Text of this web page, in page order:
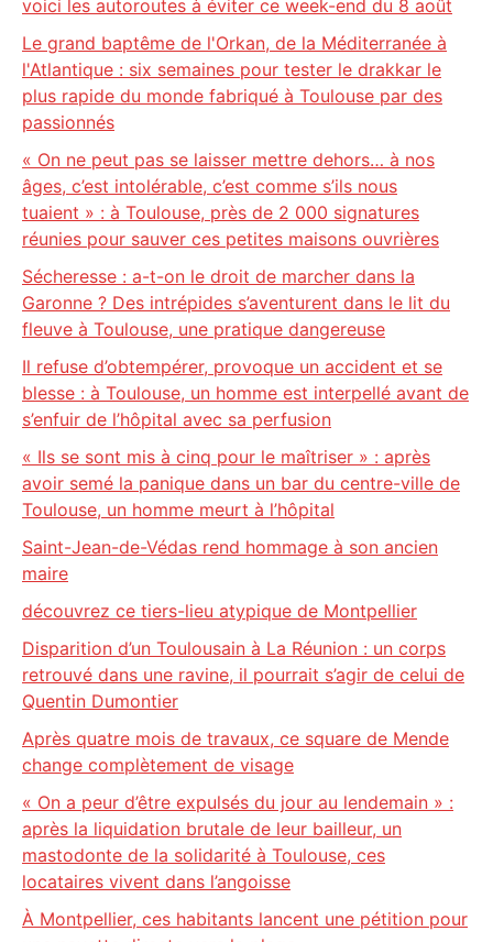
voici les autoroutes à éviter ce week-end du 8 août
Le grand baptême de l'Orkan, de la Méditerranée à
l'Atlantique : six semaines pour tester le drakkar le
plus rapide du monde fabriqué à Toulouse par des
passionnés
« On ne peut pas se laisser mettre dehors… à nos
âges, c’est intolérable, c’est comme s’ils nous
tuaient » : à Toulouse, près de 2 000 signatures
réunies pour sauver ces petites maisons ouvrières
Sécheresse : a-t-on le droit de marcher dans la
Garonne ? Des intrépides s’aventurent dans le lit du
fleuve à Toulouse, une pratique dangereuse
Il refuse d’obtempérer, provoque un accident et se
blesse : à Toulouse, un homme est interpellé avant de
s’enfuir de l’hôpital avec sa perfusion
« Ils se sont mis à cinq pour le maîtriser » : après
avoir semé la panique dans un bar du centre-ville de
Toulouse, un homme meurt à l’hôpital
Saint-Jean-de-Védas rend hommage à son ancien
maire
découvrez ce tiers-lieu atypique de Montpellier
Disparition d’un Toulousain à La Réunion : un corps
retrouvé dans une ravine, il pourrait s’agir de celui de
Quentin Dumontier
Après quatre mois de travaux, ce square de Mende
change complètement de visage
« On a peur d’être expulsés du jour au lendemain » :
après la liquidation brutale de leur bailleur, un
mastodonte de la solidarité à Toulouse, ces
locataires vivent dans l’angoisse
À Montpellier, ces habitants lancent une pétition pour